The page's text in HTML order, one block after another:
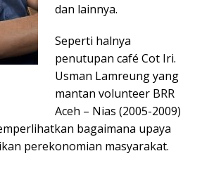
dan lainnya.
Seperti halnya
penutupan café Cot Iri.
Usman Lamreung yang
mantan volunteer BRR
Aceh – Nias (2005-2009)
bagaimana upaya
perekonomian masyarakat.